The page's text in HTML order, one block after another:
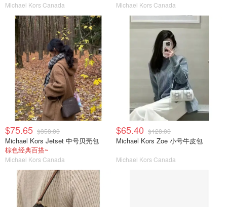
Michael Kors Canada Michael Kors Canada
$75.65 $358.00
Michael Kors Jetset 中号贝壳包
棕色经典百搭~
Michael Kors Canada
$65.40 $128.00
Michael Kors Zoe 小号牛皮包
Michael Kors Canada